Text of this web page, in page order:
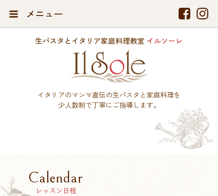
メニュー
生パスタとイタリア家庭料理教室 イルソーレ
イタリアのマンマ直伝の生パスタと家庭料理を
少人数制で丁寧にご指導します。
Calendar
レッスン日程